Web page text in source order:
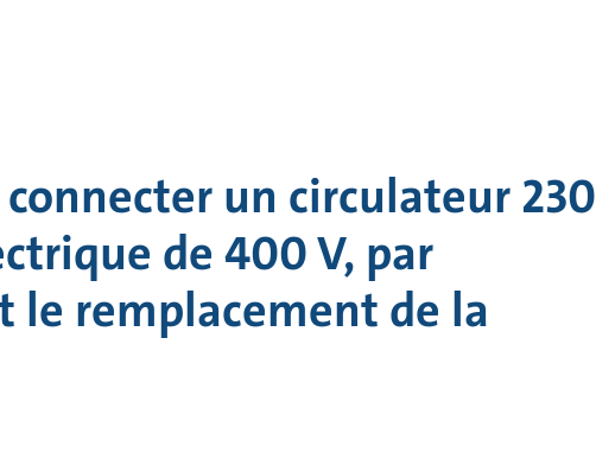
un circulateur 230
de 400 V, par
le remplacement de la